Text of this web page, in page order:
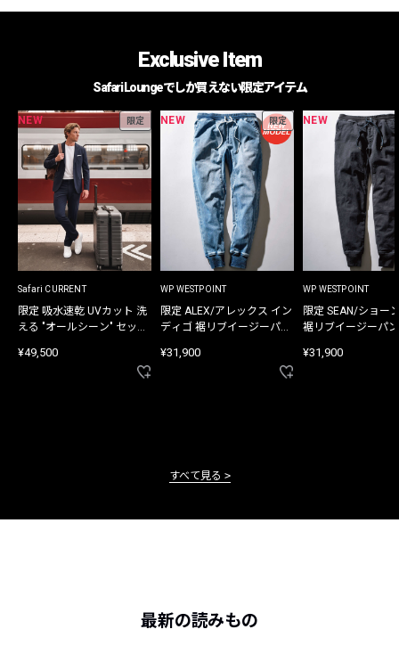
Exclusive Item
Safari Loungeでしか買えない限定アイテム
NEW 限定
Safari CURRENT
限定 吸水速乾 UVカット 洗
える "オールシーン" セット
¥49,500
NEW 限定
WP WESTPOINT
限定 ALEX/アレックス イン
ディゴ 裾リブイージーパン
¥31,900
NEW
WP WESTPOINT
限定 SEAN/ショー
裾リブイージーパ
¥31,900
すべて見る
最新の読みもの